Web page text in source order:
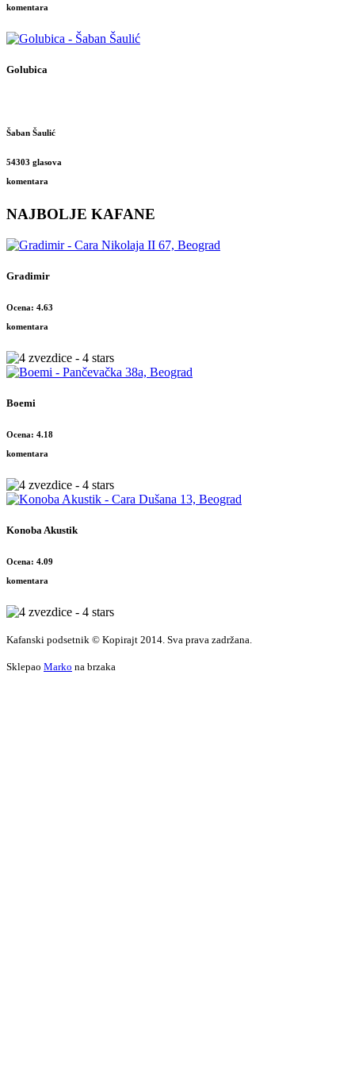
komentara
Golubica
Šaban Šaulić
54303 glasova
komentara
NAJBOLJE KAFANE
Gradimir
Ocena: 4.63
komentara
Boemi
Ocena: 4.18
komentara
Konoba Akustik
Ocena: 4.09
komentara
Kafanski podsetnik © Kopirajt 2014. Sva prava zadržana.
Sklepao Marko na brzaka